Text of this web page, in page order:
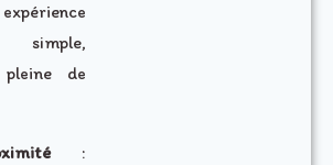
de
: